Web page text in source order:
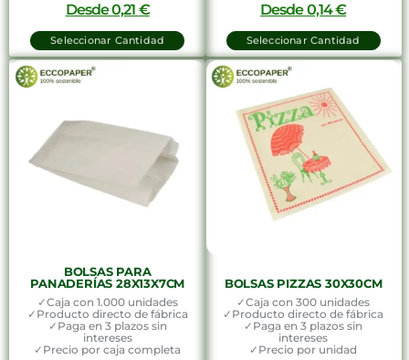
Desde0,21 €
Seleccionar Cantidad
Desde0,14€
Seleccionar Cantidad
BOLSAS PARA
PANADERÍAS 28X13X7CM
✓Caja con 1.000 unidades
✓Producto directo de fábrica
✓Paga en 3 plazos sin
intereses
✓Precio por caja completa
BOLSAS PIZZAS 30X30CM
✓Caja con 300 unidades
✓Producto directo de fábrica
✓Paga en 3 plazos sin
intereses
✓Precio por unidad